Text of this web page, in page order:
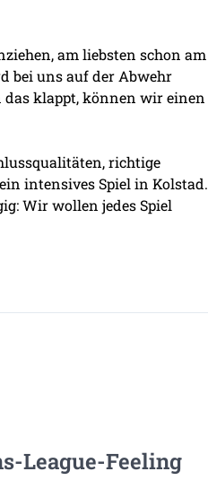
am liebsten schon am
bei uns auf der Abwehr
klappt, können wir einen
richtige
intensives Spiel in Kolstad.
Wir wollen jedes Spiel
League-Feeling